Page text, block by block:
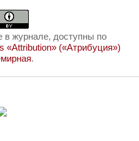
в журнале, доступны по
«Attribution» («Атрибуция»)
.